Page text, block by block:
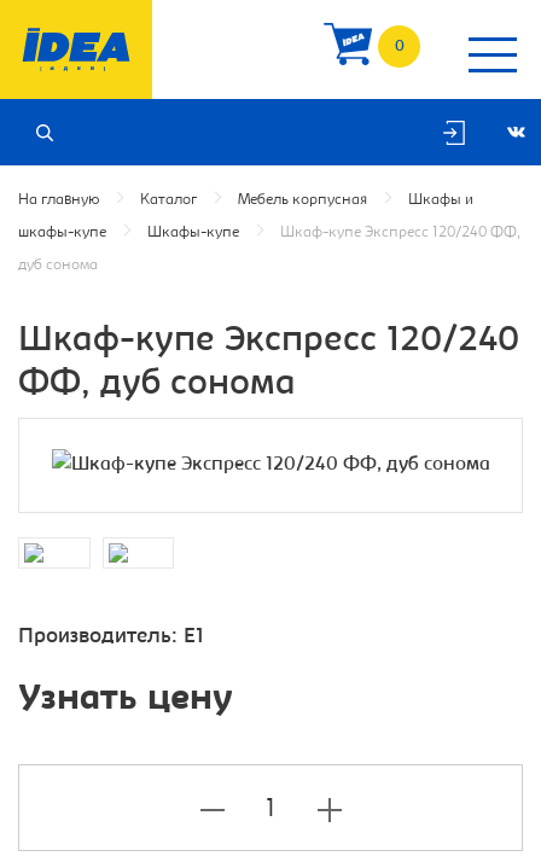
0
На главную Каталог Мебель корпусная Шкафы и
шкафы-купе Шкафы-купе Шкаф-купе Экспресс 120/240 ФФ,
дуб сонома
Шкаф-купе Экспресс 120/240
ФФ, дуб сонома
Производитель: E1
Узнать цену